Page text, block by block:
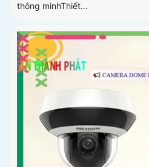
thông minhThiết...